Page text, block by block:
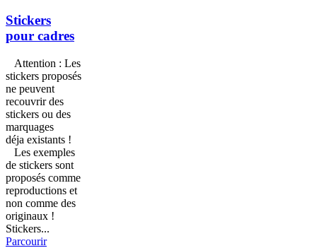
Stickers
pour cadres
Attention : Les
stickers proposés
ne peuvent
recouvrir des
stickers ou des
marquages
déja existants !
Les exemples
de stickers sont
proposés comme
reproductions et
non comme des
originaux !
Stickers...
Parcourir